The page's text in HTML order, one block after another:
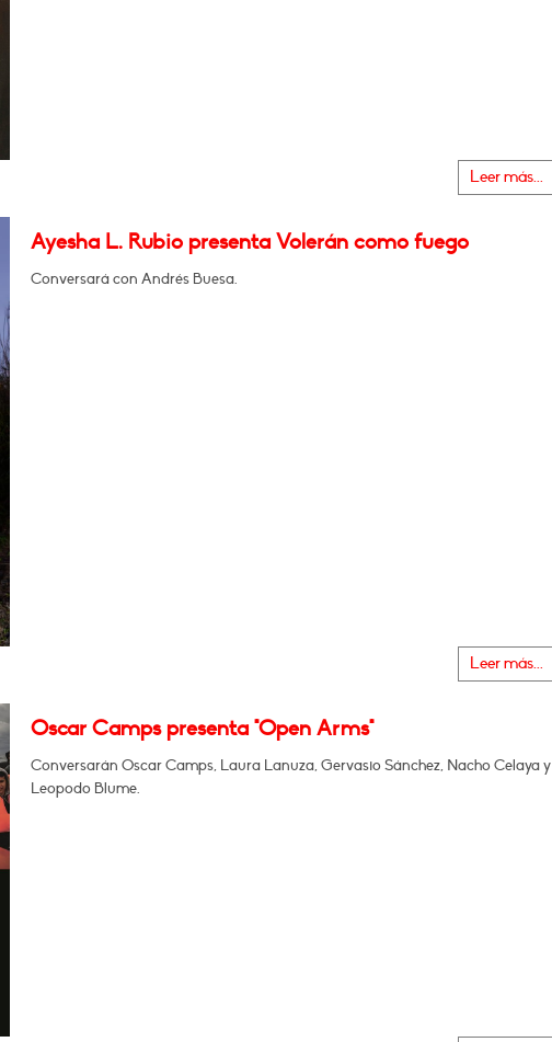
Leer más...
Ayesha L. Rubio presenta Volerán como fuego
Conversará con Andrés Buesa.
Leer más...
Oscar Camps presenta "Open Arms"
Conversarán Oscar Camps, Laura Lanuza, Gervasio Sánchez, Nacho Celaya y
Leopodo Blume.